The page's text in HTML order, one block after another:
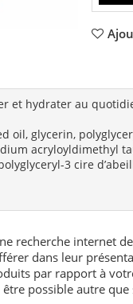
et hydrater au
glycerin,
acryloyldimethyl
3 cire
recherche internet
dans leur
par rapport à
possible autre